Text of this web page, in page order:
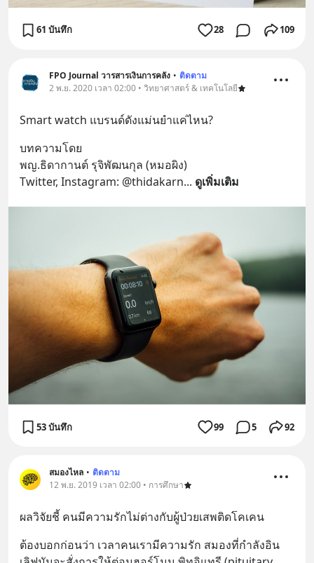
61 บันทึก 28 109
FPO Journal วารสารเงินการคลัง • ติดตาม
2 พ.ย. 2020 เวลา 02:00 • วิทยาศาสตร์ & เทคโนโลยี
Smart watch แบรนด์ดังแม่นยำแค่ไหน?
บทความโดย
พญ.ธิดากานต์ รุจิพัฒนกุล (หมอผิง)
Twitter, Instagram: @thidakarn... ดูเพิ่มเติม
53 บันทึก 99 5 92
สมองไหล • ติดตาม
12 พ.ย. 2019 เวลา 02:00 • การศึกษา
ผลวิจัยชี้ คนมีความรักไม่ต่างกับผู้ป่วยเสพติดโคเคน
ต้องบอกก่อนว่า เวลาคนเรามีความรัก สมองที่กำลังอิน